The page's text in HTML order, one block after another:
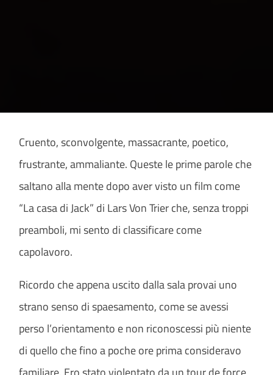
Cruento, sconvolgente, massacrante, poetico,
frustrante, ammaliante. Queste le prime parole che
saltano alla mente dopo aver visto un film come
“La casa di Jack” di Lars Von Trier che, senza troppi
preamboli, mi sento di classificare come
capolavoro.
Ricordo che appena uscito dalla sala provai uno
strano senso di spaesamento, come se avessi
perso l’orientamento e non riconoscessi più niente
di quello che fino a poche ore prima consideravo